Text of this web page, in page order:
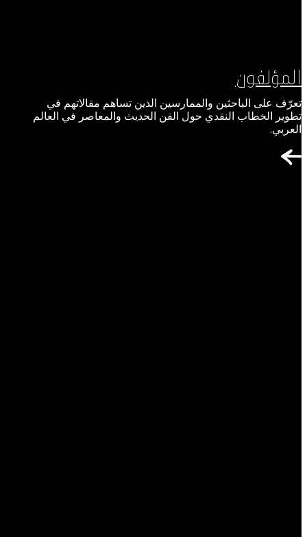
المؤلفون
تعرّف على الباحثين والممارسين الذين تساهم مقالاتهم في
تطوير الخطاب النقدي حول الفن الحديث والمعاصر في العالم
العربي.